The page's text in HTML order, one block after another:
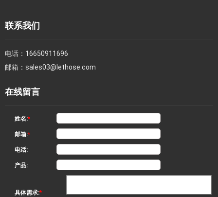
联系我们
电话： 16650911696
邮箱： sales03@lethose.com
在线留言
姓名:*
邮箱:*
电话:
产品:
具体需求:*